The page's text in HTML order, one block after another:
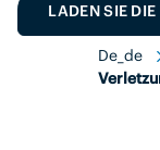
LADEN SIE
De_de